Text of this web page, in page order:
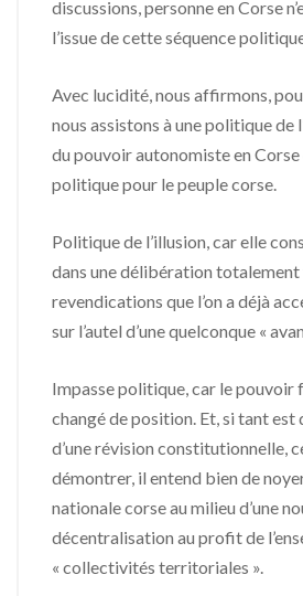
discussions, personne en Corse
l’issue de cette séquence
Avec lucidité, nous affirmons,
nous assistons à une politique de
du pouvoir autonomiste en Corse
politique pour le peuple corse.
Politique de l’illusion, car elle
dans une délibération
revendications que l’on a déjà
sur l’autel d’une quelconque «
Impasse politique, car le pouvoir
changé de position. Et, si tant est
d’une révision constitutionnelle,
démontrer, il entend bien de
nationale corse au milieu d’une
décentralisation au profit de
« collectivités territoriales ».